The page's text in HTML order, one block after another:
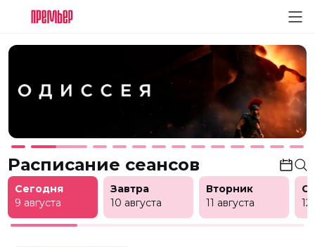
Расписание сеансов
Сегодня
9 августа
Завтра
10 августа
Вторник
11 августа
12